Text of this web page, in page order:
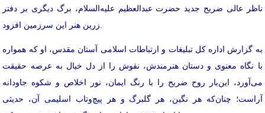
ناظر عالی ضریح جدید حضرت عبدالعظیم علیه‌السلام، برگ دیگری بر دفتر
زرین هنر این سرزمین افزود.
به گزارش اداره کل تبلیغات و ارتباطات اسلامی آستان مقدس، او که همواره
با نگاه معنوی و دستان هنرمندش، نقوش را از دل خیال به عرصه حقیقت
می‌آورد، این‌بار روح ضریح را با رنگ ایمان، نور اخلاص و شکوه جاودانه
آراست؛ چنان‌که هر نگین، هر گلبرگ و هر پیچ‌وتاب اسلیمی آن، حدیثی